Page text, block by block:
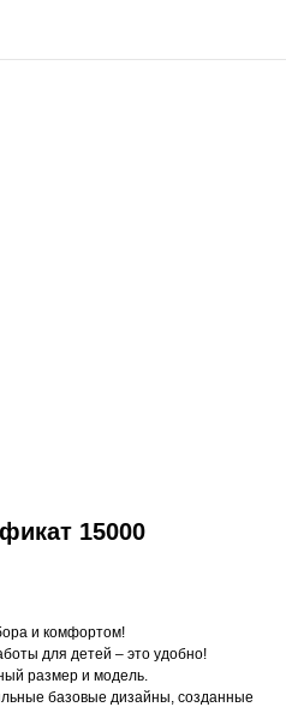
15000
и комфортом!
для детей – это удобно!
размер и модель.
базовые дизайны, созданные